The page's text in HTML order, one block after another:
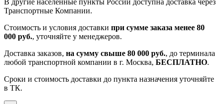
Транспортные Компании.
Стоимость и условия доставки при сумме заказа менее 80
000 руб., уточняйте у менеджеров.
Доставка заказов, на сумму свыше 80 000 руб., до терминала
любой транспортной компании в г. Москва, БЕСПЛАТНО.
Сроки и стоимость доставки до пункта назначения уточняйте
в ТК.